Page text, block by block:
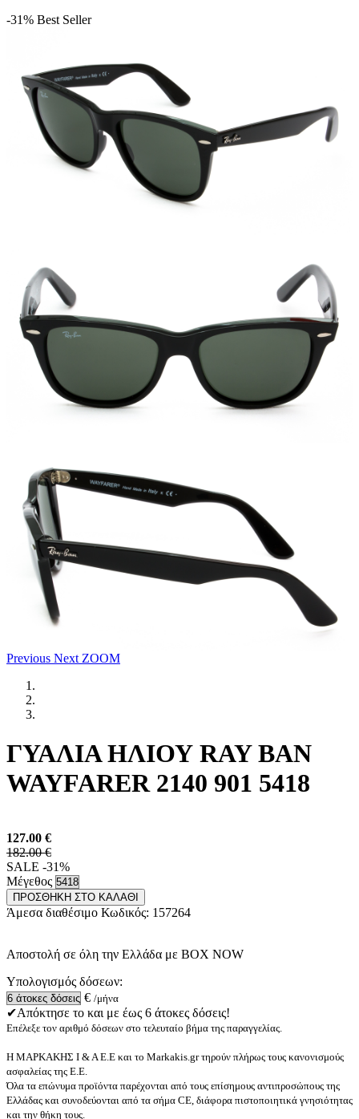
-31% Best Seller
Previous Next ZOOM
ΓΥΑΛΙΑ ΗΛΙΟΥ RAY BAN
WAYFARER 2140 901 5418
127.00 €
182.00 €
SALE -31%
Μέγεθος
ΠΡΟΣΘΗΚΗ ΣΤΟ ΚΑΛΑΘΙ
Άμεσα διαθέσιμο Κωδικός: 157264
Αποστολή σε όλη την Ελλάδα με BOX NOW
Υπολογισμός δόσεων:
€ /μήνα
✔Απόκτησε το και με έως 6 άτοκες δόσεις!
Επέλεξε τον αριθμό δόσεων στο τελευταίο βήμα της παραγγελίας.
Η ΜΑΡΚΑΚΗΣ Ι & Α Ε.Ε και το Markakis.gr τηρούν πλήρως τους κανονισμούς
ασφαλείας της Ε.Ε.
Όλα τα επώνυμα προϊόντα παρέχονται από τους επίσημους αντιπροσώπους της
Ελλάδας και συνοδεύονται από τα σήμα CE, διάφορα πιστοποιητικά γνησιότητας
και την θήκη τους.